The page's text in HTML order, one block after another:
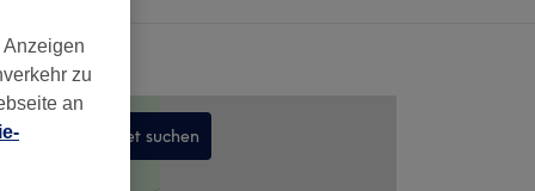
In diesem Gebiet suchen
zu
an